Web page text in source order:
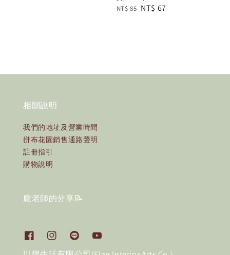
Regular
NT$ 85 Sale
NT$ 67
相關說明
我們的地址及營業時間
拼布花園銷售通路聲明
註冊指引
購物說明
龐老師的分享📝